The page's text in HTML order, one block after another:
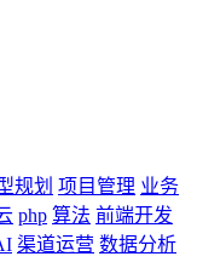
规划 项目管理 业务
php 算法 前端开发
渠道运营 数据分析